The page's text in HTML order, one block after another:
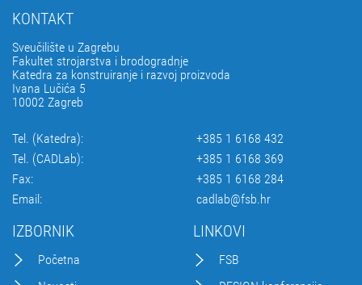
KONTAKT
Sveučilište u Zagrebu
Fakultet strojarstva i brodogradnje
Katedra za konstruiranje i razvoj proizvoda
Ivana Lučića 5
10002 Zagreb
Tel. (Katedra):
+385 1 6168 432
Tel. (CADLab):
+385 1 6168 369
Fax:
+385 1 6168 284
Email:
cadlab@fsb.hr
IZBORNIK
Početna
LINKOVI
FSB